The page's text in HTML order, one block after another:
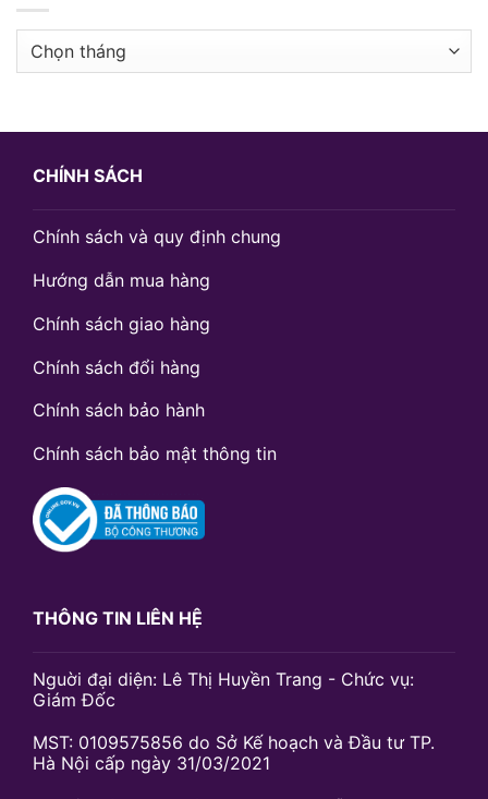
Lưu
CHÍNH SÁCH
Chính sách và quy định chung
Hướng dẫn mua hàng
Chính sách giao hàng
Chính sách đổi hàng
Chính sách bảo hành
Chính sách bảo mật thông tin
THÔNG TIN LIÊN HỆ
Nguời đại diện: Lê Thị Huyền Trang - Chức vụ:
Giám Đốc
MST: 0109575856 do Sở Kế hoạch và Đầu tư TP.
Hà Nội cấp ngày 31/03/2021